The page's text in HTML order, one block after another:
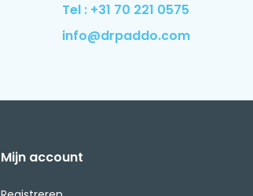
Tel : +31 70 221 0575
info@drpaddo.com
Mijn account